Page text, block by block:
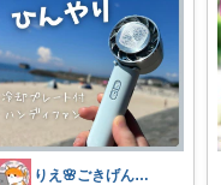
りえ🌸ごきげんな暮らし🏠🌿